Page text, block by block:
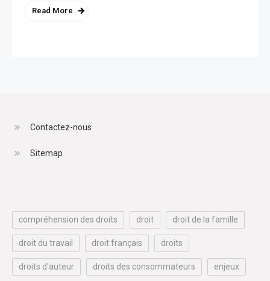
Read More
Contactez-nous
Sitemap
compréhension des droits droit droit de la famille
droit du travail droit français droits
droits d'auteur droits des consommateurs enjeux